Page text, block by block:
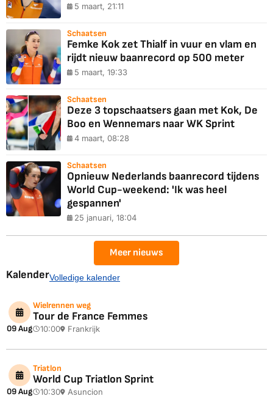
5 maart, 21:11
Schaatsen
Femke Kok zet Thialf in vuur en vlam en
rijdt nieuw baanrecord op 500 meter
5 maart, 19:33
Schaatsen
Deze 3 topschaatsers gaan met Kok, De
Boo en Wennemars naar WK Sprint
4 maart, 08:28
Schaatsen
Opnieuw Nederlands baanrecord tijdens
World Cup-weekend: 'Ik was heel
gespannen'
25 januari, 18:04
Meer nieuws
KalenderVolledige kalender
09 Aug
Wielrennen weg
Tour de France Femmes
10:00 Frankrijk
09 Aug
Triatlon
World Cup Triatlon Sprint
10:30 Asuncion